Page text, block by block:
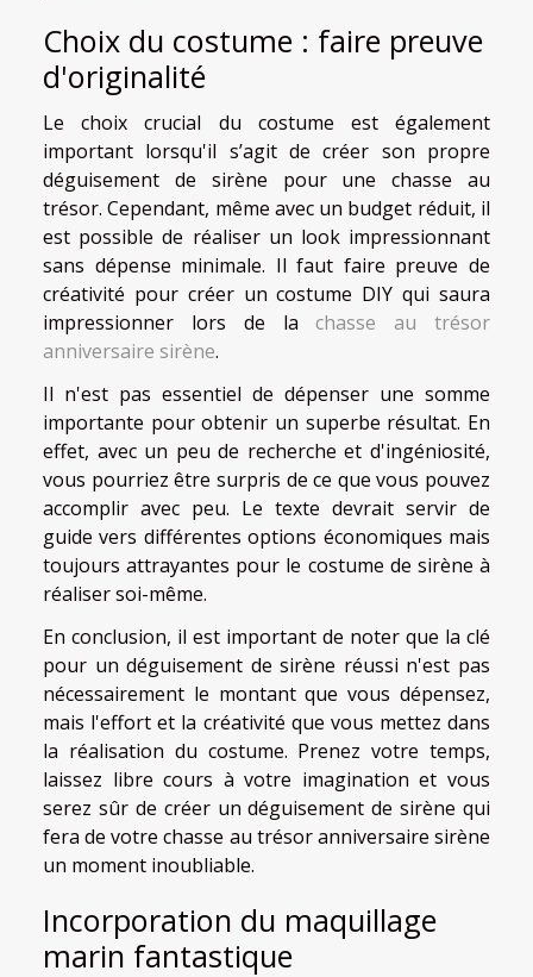
Choix du costume : faire preuve
d'originalité
Le choix crucial du costume est également
important lorsqu'il s’agit de créer son propre
déguisement de sirène pour une chasse au
trésor. Cependant, même avec un budget réduit, il
est possible de réaliser un look impressionnant
sans dépense minimale. Il faut faire preuve de
créativité pour créer un costume DIY qui saura
impressionner lors de lachasse au trésor
anniversaire sirène.
Il n'est pas essentiel de dépenser une somme
importante pour obtenir un superbe résultat. En
effet, avec un peu de recherche et d'ingéniosité,
vous pourriez être surpris de ce que vous pouvez
accomplir avec peu. Le texte devrait servir de
guide vers différentes options économiques mais
toujours attrayantes pour le costume de sirène à
réaliser soi-même.
En conclusion, il est important de noter que la clé
pour un déguisement de sirène réussi n'est pas
nécessairement le montant que vous dépensez,
mais l'effort et la créativité que vous mettez dans
la réalisation du costume. Prenez votre temps,
laissez libre cours à votre imagination et vous
serez sûr de créer un déguisement de sirène qui
fera de votre chasse au trésor anniversaire sirène
un moment inoubliable.
Incorporation du maquillage
marin fantastique